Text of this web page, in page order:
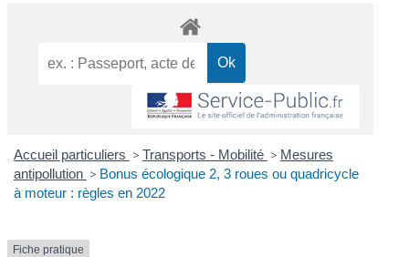
Accueil particuliers > Transports - Mobilité > Mesures
antipollution > Bonus écologique 2, 3 roues ou quadricycle
à moteur : règles en 2022
Fiche pratique